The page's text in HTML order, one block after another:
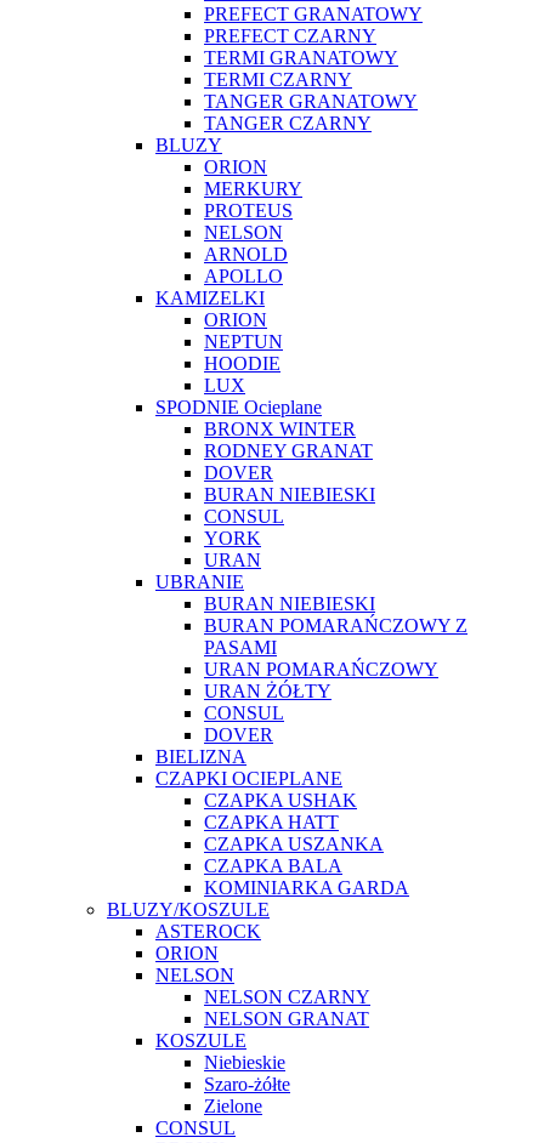
PREFECT GRANATOWY
PREFECT CZARNY
TERMI GRANATOWY
TERMI CZARNY
TANGER GRANATOWY
TANGER CZARNY
BLUZY
ORION
MERKURY
PROTEUS
NELSON
ARNOLD
APOLLO
KAMIZELKI
ORION
NEPTUN
HOODIE
LUX
SPODNIE Ocieplane
BRONX WINTER
RODNEY GRANAT
DOVER
BURAN NIEBIESKI
CONSUL
YORK
URAN
UBRANIE
BURAN NIEBIESKI
BURAN POMARAŃCZOWY Z
PASAMI
URAN POMARAŃCZOWY
URAN ŻÓŁTY
CONSUL
DOVER
BIELIZNA
CZAPKI OCIEPLANE
CZAPKA USHAK
CZAPKA HATT
CZAPKA USZANKA
CZAPKA BALA
KOMINIARKA GARDA
BLUZY/KOSZULE
ASTEROCK
ORION
NELSON
NELSON CZARNY
NELSON GRANAT
KOSZULE
Niebieskie
Szaro-żółte
Zielone
CONSUL